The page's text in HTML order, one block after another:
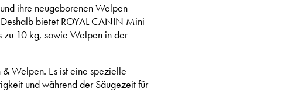
ihre neugeborenen Welpen
bietet ROYAL CANIN Mini
zu 10 kg, sowie Welpen in der
Welpen. Es ist eine spezielle
und während der Säugezeit für